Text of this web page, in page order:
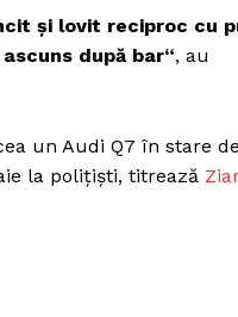
şi lovit reciproc cu
după bar“, au
un Audi Q7 în stare de
la poliţişti, titrează